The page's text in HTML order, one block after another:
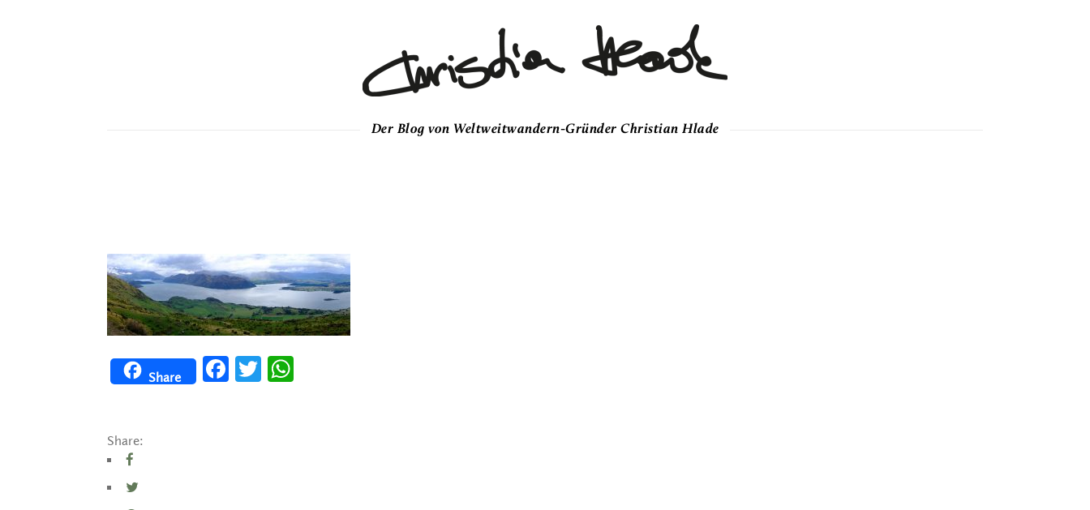
Der Blog von Weltweitwandern-Gründer Christian Hlade
Share
FacebookTwitter
Share: